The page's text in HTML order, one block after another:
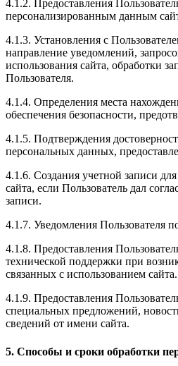
4.1.2. Предоставления
персонализированным данным
4.1.3. Установления с
направление уведомлений,
использования сайта, обработки
Пользователя.
4.1.4. Определения места
обеспечения безопасности,
4.1.5. Подтверждения
персональных данных,
4.1.6. Создания учетной записи
сайта, если Пользователь дал
записи.
4.1.7. Уведомления Пользователя
4.1.8. Предоставления
технической поддержки при
связанных с использованием сайта.
4.1.9. Предоставления
специальных предложений,
сведений от имени сайта.
5. Способы и сроки обработки